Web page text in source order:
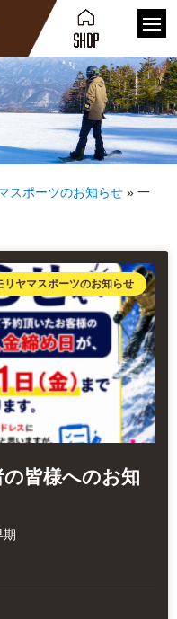
スポーツのお知らせ » 一
リヤマスポーツのお知らせ
皆様へのお知
期